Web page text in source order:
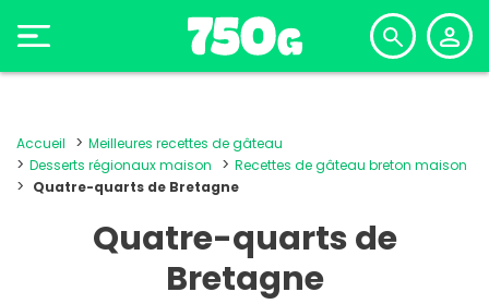
Accueil
Meilleures recettes de gâteau
Desserts régionaux maison
Recettes de gâteau breton maison
Quatre-quarts de Bretagne
Quatre-quarts de
Bretagne